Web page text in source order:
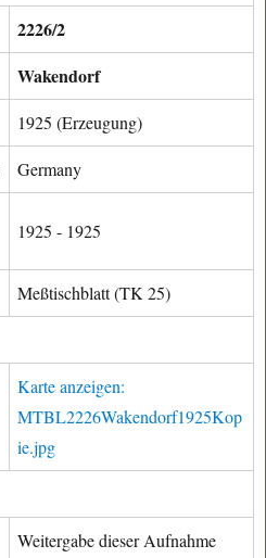
2226/2
Wakendorf
1925 (Erzeugung)
Germany
1925 - 1925
Meßtischblatt (TK 25)
Karte anzeigen:
MTBL2226Wakendorf1925Kop
ie.jpg
Weitergabe dieser Aufnahme